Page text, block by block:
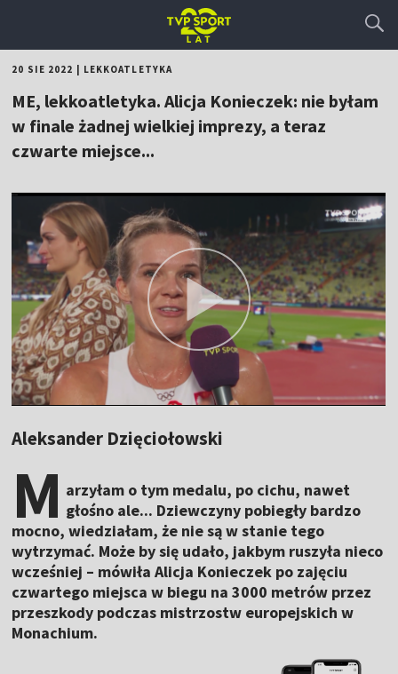
20 SIE 2022 LEKKOATLETYKA
ME, lekkoatletyka. Alicja Konieczek: nie byłam
w finale żadnej wielkiej imprezy, a teraz
czwarte miejsce...
Aleksander Dzięciołowski
M arzyłam o tym medalu, po cichu, nawet
głośno ale... Dziewczyny pobiegły bardzo
mocno, wiedziałam, że nie są w stanie tego
wytrzymać. Może by się udało, jakbym ruszyła nieco
wcześniej – mówiła Alicja Konieczek po zajęciu
czwartego miejsca w biegu na 3000 metrów przez
przeszkody podczas mistrzostw europejskich w
Monachium.